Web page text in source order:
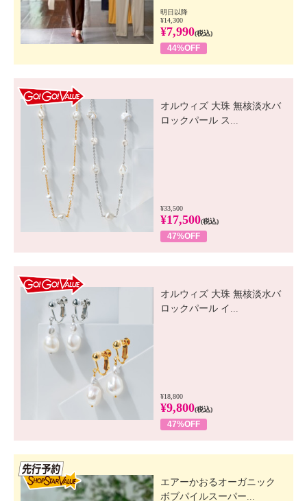
ださい。
・使用中、又は使用後日光にあたって赤み、はれ、か
ゆみ、刺激、色抜け（白斑等）や黒ずみ等の異常が
あらわれた時は使用を中止し、皮膚科専門医等にご相
使いになりますと症状を悪化させることがあります。
・目に入った場合は直ちに洗い流し、専門医にご相談
ください。
・天然成分を配合しているため、製品中に浮遊物が見
られることがありますが、
安全性や品質に問題ありません。
【原産国（地）】
・フランス製
※パッケージ表示は「メイク落とし」
明日以降
¥14,300
¥7,990(税込)
44%OFF
オルウィズ 大珠 無核淡水バ
ロックパール ス...
¥33,500
¥17,500(税込)
47%OFF
オルウィズ 大珠 無核淡水バ
ロックパール イ...
¥18,800
¥9,800(税込)
47%OFF
エアーかおるオーガニック
ボブパイルスーパー...